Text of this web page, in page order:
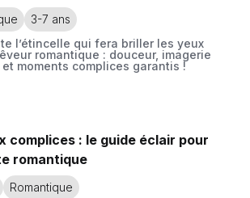
3-7 ans
l’étincelle qui fera briller les yeux
romantique : douceur, imagerie
moments complices garantis !
complices : le guide éclair pour
romantique
Romantique